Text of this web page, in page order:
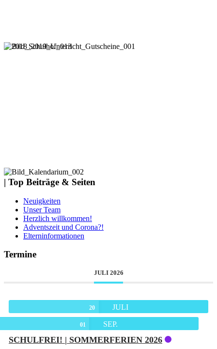
| Top Beiträge & Seiten
Neuigkeiten
Unser Team
Herzlich willkommen!
Adventszeit und Corona?!
Elterninformationen
Termine
JULI 2026
20 JULI
01 SEP.
SCHULFREI! | SOMMERFERIEN 2026